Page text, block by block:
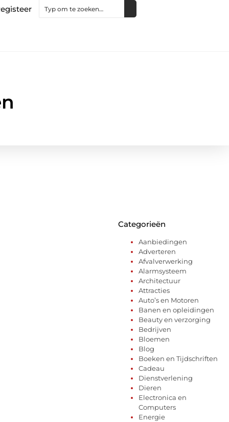
Categorieën
Aanbiedingen
Adverteren
Afvalverwerking
Alarmsysteem
Architectuur
Attracties
Auto’s en Motoren
Banen en opleidingen
Beauty en verzorging
Bedrijven
Bloemen
Blog
Boeken en Tijdschriften
Cadeau
Dienstverlening
Dieren
Electronica en
Computers
Energie